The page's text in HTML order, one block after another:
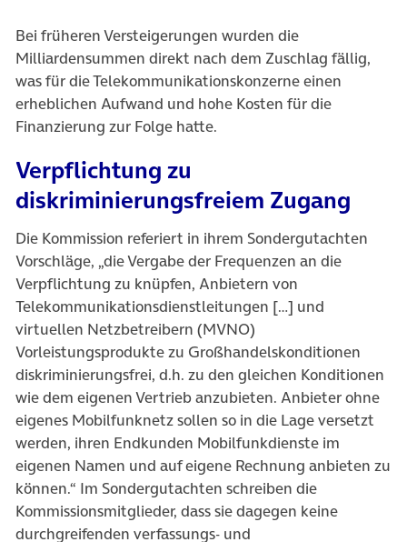
Bei früheren Versteigerungen wurden die
Milliardensummen direkt nach dem Zuschlag fällig,
was für die Telekommunikationskonzerne einen
erheblichen Aufwand und hohe Kosten für die
Finanzierung zur Folge hatte.
Verpflichtung zu
diskriminierungsfreiem Zugang
Die Kommission referiert in ihrem Sondergutachten
Vorschläge, „die Vergabe der Frequenzen an die
Verpflichtung zu knüpfen, Anbietern von
Telekommunikationsdienstleitungen […] und
virtuellen Netzbetreibern (MVNO)
Vorleistungsprodukte zu Großhandelskonditionen
diskriminierungsfrei, d.h. zu den gleichen Konditionen
wie dem eigenen Vertrieb anzubieten. Anbieter ohne
eigenes Mobilfunknetz sollen so in die Lage versetzt
werden, ihren Endkunden Mobilfunkdienste im
eigenen Namen und auf eigene Rechnung anbieten zu
können.“ Im Sondergutachten schreiben die
Kommissionsmitglieder, dass sie dagegen keine
durchgreifenden verfassungs- und